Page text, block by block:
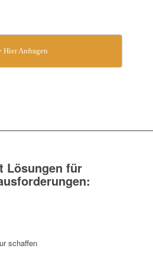
Hier Anfragen
Lösungen für
schaffen